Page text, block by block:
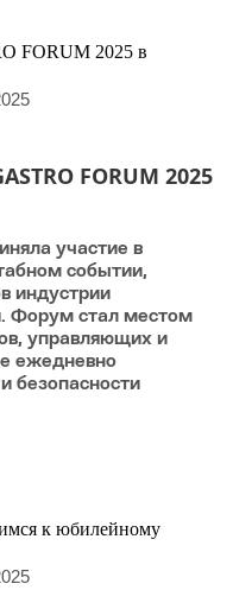
FORUM 2025
участие в
событии,
индустрии
Форум стал местом
управляющих и
ежедневно
безопасности